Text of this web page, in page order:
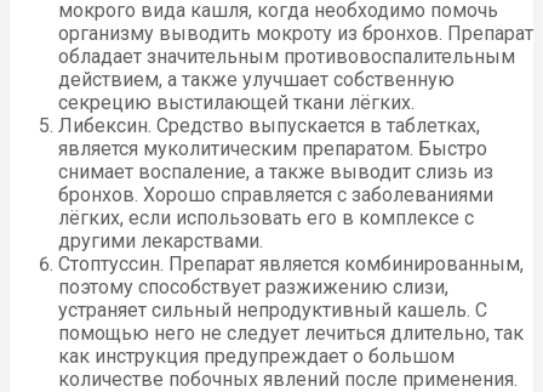
мокрого вида кашля, когда необходимо помочь
организму выводить мокроту из бронхов. Препарат
обладает значительным противовоспалительным
действием, а также улучшает собственную
секрецию выстилающей ткани лёгких.
Либексин. Средство выпускается в таблетках,
является муколитическим препаратом. Быстро
снимает воспаление, а также выводит слизь из
бронхов. Хорошо справляется с заболеваниями
лёгких, если использовать его в комплексе с
другими лекарствами.
Стоптуссин. Препарат является комбинированным,
поэтому способствует разжижению слизи,
устраняет сильный непродуктивный кашель. С
помощью него не следует лечиться длительно, так
как инструкция предупреждает о большом
количестве побочных явлений после применения.